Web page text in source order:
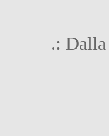
.: